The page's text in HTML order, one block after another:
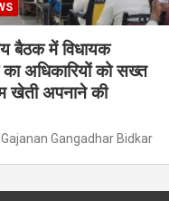
बैठक में विधायक
का अधिकारियों को सख्त
खेती अपनाने की
Gajanan Gangadhar Bidkar